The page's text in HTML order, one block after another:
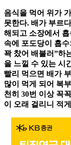
음식을 먹어 위가
못한다. 배가 부르
해되고 소장에서
속에 포도당이 흡
꽉 찼어 배불러”하
을 느낄 수 있는 시
빨리 먹으면 배가
많이 먹게 되어 복
천히 30번 이상 꼭
이 오래 걸리니 적